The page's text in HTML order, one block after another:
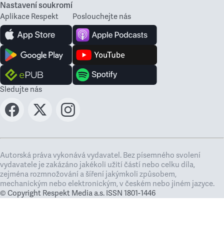
Nastavení soukromí
Aplikace Respekt Poslouchejte nás
Sledujte nás
Autorská práva vykonává vydavatel. Bez písemného svolení
vydavatele je zakázáno jakékoli užití částí nebo celku díla,
zejména rozmnožování a šíření jakýmkoli způsobem,
mechanickým nebo elektronickým, v českém nebo jiném jazyce.
© Copyright Respekt Media a.s. ISSN 1801-1446